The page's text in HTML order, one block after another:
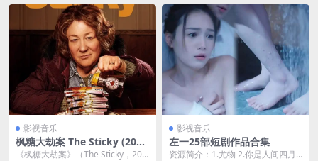
作为平凡家族生活的过...
刑侦支队队长的双胞胎...
影视音乐
枫糖大劫案 The Sticky (202
4) [WEB-4K] [内封多国字幕]
《枫糖大劫案》（The Sticky，202
影视音乐
左一25部短剧作品合集
资源简介：1.尤物 2.你是人间四月